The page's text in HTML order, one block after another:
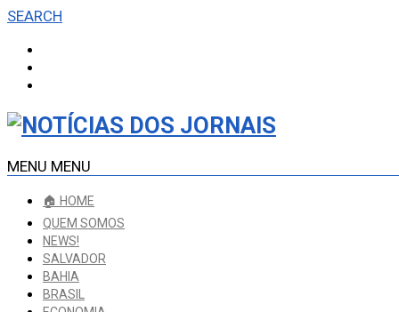
SEARCH
MENU MENU
🏠 HOME
QUEM SOMOS
NEWS!
SALVADOR
BAHIA
BRASIL